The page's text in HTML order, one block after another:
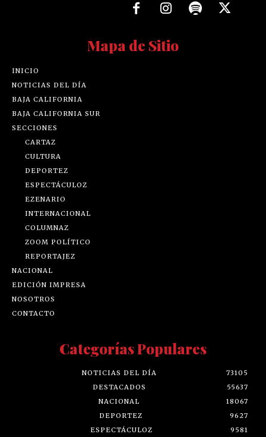
Mapa de Sitio
INICIO
NOTICIAS DEL DÍA
BAJA CALIFORNIA
BAJA CALIFORNIA SUR
SECCIONES
CARTAZ
CULTURA
DEPORTEZ
ESPECTÁCULOZ
EZENARIO
INTERNACIONAL
COLUMNAZ
ZOOM POLÍTICO
REPORTAJEZ
NACIONAL
EDICIÓN IMPRESA
NOSOTROS
CONTACTO
Categorías Populares
NOTICIAS DEL DÍA
73105
DESTACADOS
55637
NACIONAL
18067
DEPORTEZ
9627
ESPECTÁCULOZ
9581